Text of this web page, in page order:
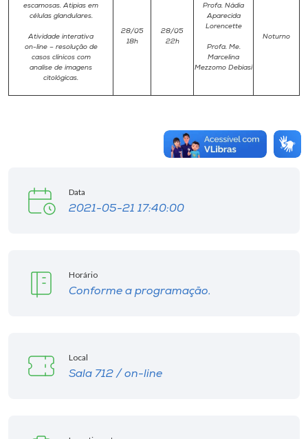
escamosas. Atipias em
células glandulares.
Atividade interativa
on-line – resolução de
casos clínicos com
analise de imagens
citológicas.
28/05
18h
28/05
22h
Profa. Nádia
Aparecida
Lorencette
Profa. Me.
Marcelina
Mezzomo Debiasi
Noturno
Data
2021-05-21 17:40:00
Horário
Conforme a programação.
Local
Sala 712 / on-line